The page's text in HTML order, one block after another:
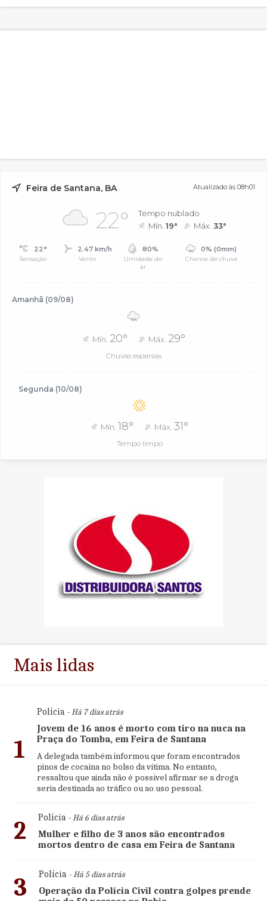
Feira de Santana, BA Atualizado às 08h01
22°
Tempo nublado
Mín.19° Máx.33°
22°
Sensação
2.47 km/h
Vento
80%
Umidade do
ar
0% (0mm)
Chance de chuva
Amanhã (09/08)
Mín. 20° Máx. 29°
Chuvas esparsas
Segunda (10/08)
Mín. 18° Máx.31°
Tempo limpo
Mais lidas
1
Polícia- Há 7 dias atrás
Jovem de 16 anos é morto com tiro na nuca na
Praça do Tomba, em Feira de Santana
A delegada também informou que foram encontrados
pinos de cocaína no bolso da vítima. No entanto,
ressaltou que ainda não é possível afirmar se a droga
seria destinada ao tráfico ou ao uso pessoal.
2 Polícia- Há 6 dias atrás
Mulher e filho de 3 anos são encontrados
mortos dentro de casa em Feira de Santana
3 Polícia- Há 5 dias atrás
Operação da Polícia Civil contra golpes prende